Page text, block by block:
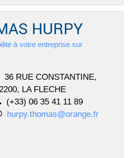
HURPY
à votre entreprise sur
36 RUE CONSTANTINE,
LA FLECHE
(+33) 06 35 41 11 89
hurpy.thomas@orange.fr